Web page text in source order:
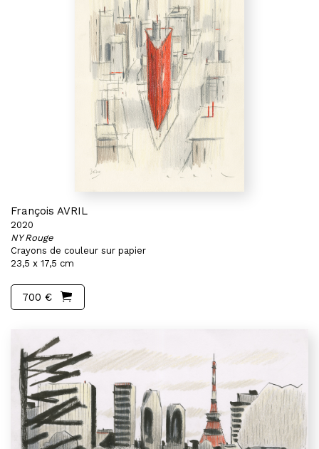
François AVRIL
2020
NY Rouge
Crayons de couleur sur papier
23,5 x 17,5 cm
700 €